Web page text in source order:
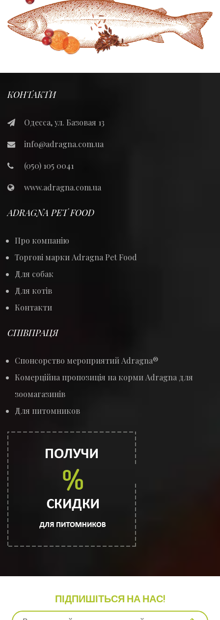
КОНТАКТИ
Одесса, ул. Базовая 13
info@adragna.com.ua
(050) 105 0041
www.adragna.com.ua
ADRAGNA PET FOOD
Про компанію
Торгові марки Adragna Pet Food
Для собак
Для котів
Контакти
СПІВПРАЦЯ
Спонсорство мероприятий Adragna®
Комерційна пропозиція на корми Adragna для
зоомагазинів
Для питомников
ПІДПИШІТЬСЯ НА НАС!